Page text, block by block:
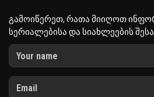
გამოიწერეთ, რათა მიიღოთ
სერიალებისა და სიახლეების